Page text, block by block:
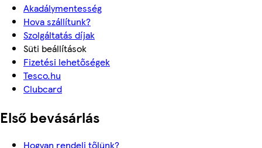
Akadálymentesség
Hova szállítunk?
Szolgáltatás díjak
Süti beállítások
Fizetési lehetőségek
Tesco.hu
Clubcard
Első bevásárlás
Hogyan rendelj tőlünk?